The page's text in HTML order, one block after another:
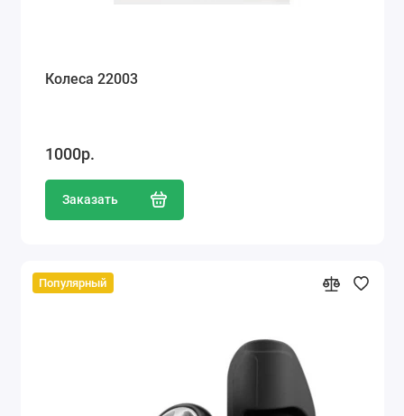
Колеса 22003
1000р.
Заказать
Популярный